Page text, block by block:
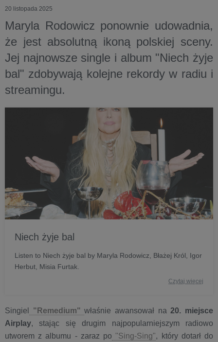
20 listopada 2025
Maryla Rodowicz ponownie udowadnia,
że jest absolutną ikoną polskiej sceny.
Jej najnowsze single i album "Niech żyje
bal" zdobywają kolejne rekordy w radiu i
streamingu.
Niech żyje bal
Listen to Niech żyje bal by Maryla Rodowicz, Błażej Król, Igor
Herbut, Misia Furtak.
Czytaj więcej
Singiel "Remedium" właśnie awansował na20. miejsce
Airplay, stając się drugim najpopularniejszym radiowo
utworem z albumu - zaraz po "Sing-Sing", który dotarł do